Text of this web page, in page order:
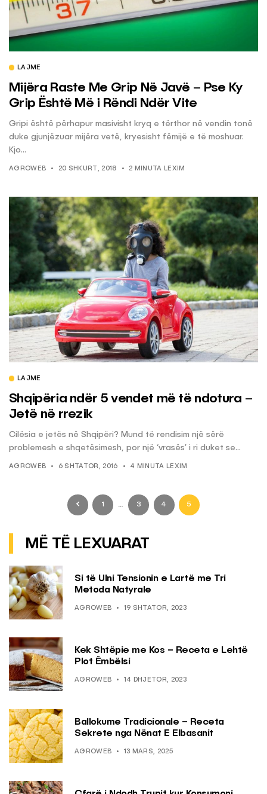
LAJME
Mijëra Raste Me Grip Në Javë – Pse Ky
Grip Është Më i Rëndi Ndër Vite
Gripi është përhapur masivisht kryq e tërthor në vendin tonë
duke gjunjëzuar mijëra vetë, kryesisht fëmijë e të moshuar.
Kjo...
AGROWEB 20 SHKURT, 2018 2 MINUTA LEXIM
LAJME
Shqipëria ndër 5 vendet më të ndotura –
Jetë në rrezik
Cilësia e jetës në Shqipëri? Mund të rendisim një sërë
problemesh e shqetësimesh, por një ‘vrasës’ i ri duket se...
AGROWEB 6 SHTATOR, 2016 4 MINUTA LEXIM
1 … 3 4 5
MË TË LEXUARAT
Si të Ulni Tensionin e Lartë me Tri
Metoda Natyrale
AGROWEB 19 SHTATOR, 2023
Kek Shtëpie me Kos – Receta e Lehtë
Plot Ëmbëlsi
AGROWEB 14 DHJETOR, 2023
Ballokume Tradicionale – Receta
Sekrete nga Nënat E Elbasanit
AGROWEB 13 MARS, 2025